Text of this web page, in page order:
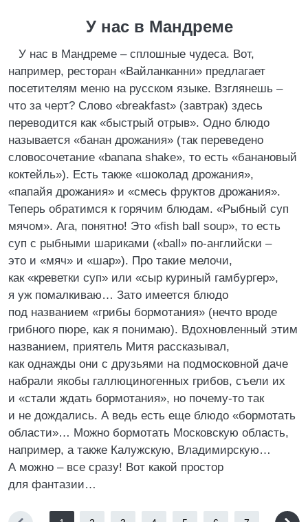
У нас в Мандреме
У нас в Мандреме – сплошные чудеса. Вот,
например, ресторан «Вайланканни» предлагает
посетителям меню на русском языке. Взглянешь –
что за черт? Слово «breakfast» (завтрак) здесь
переводится как «быстрый отрыв». Одно блюдо
называется «банан дрожания» (так переведено
словосочетание «banana shake», то есть «банановый
коктейль»). Есть также «шоколад дрожания»,
«папайя дрожания» и «смесь фруктов дрожания».
Теперь обратимся к горячим блюдам. «Рыбный суп
мячом». Ага, понятно! Это «fish ball soup», то есть
суп с рыбными шариками («ball» по-английски –
это и «мяч» и «шар»). Про такие мелочи,
как «креветки суп» или «сыр куриный гамбургер»,
я уж помалкиваю… Зато имеется блюдо
под названием «грибы бормотания» (нечто вроде
грибного пюре, как я понимаю). Вдохновленный этим
названием, приятель Митя рассказывал,
как однажды они с друзьями на подмосковной даче
набрали якобы галлюциногенных грибов, съели их
и «стали ждать бормотания», но почему-то так
и не дождались. А ведь есть еще блюдо «бормотать
области»… Можно бормотать Московскую область,
например, а также Калужскую, Владимирскую…
А можно – все сразу! Вот какой простор
для фантазии…